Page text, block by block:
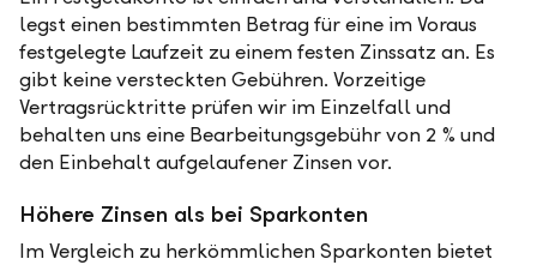
legst einen bestimmten Betrag für eine im Voraus
festgelegte Laufzeit zu einem festen Zinssatz an. Es
gibt keine versteckten Gebühren. Vorzeitige
Vertragsrücktritte prüfen wir im Einzelfall und
behalten uns eine Bearbeitungsgebühr von 2 % und
den Einbehalt aufgelaufener Zinsen vor.
Höhere Zinsen als bei Sparkonten
Im Vergleich zu herkömmlichen Sparkonten bietet